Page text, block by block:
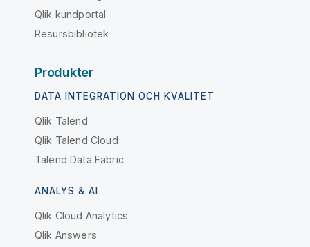
Qlik kundportal
Resursbibliotek
Produkter
DATA INTEGRATION OCH KVALITET
Qlik Talend
Qlik Talend Cloud
Talend Data Fabric
ANALYS & AI
Qlik Cloud Analytics
Qlik Answers